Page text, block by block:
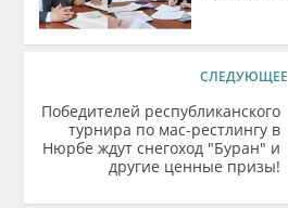
СЛЕДУЮЩЕЕ
Победителей республиканского
турнира по мас-рестлингу в
Нюрбе ждут снегоход "Буран" и
другие ценные призы!